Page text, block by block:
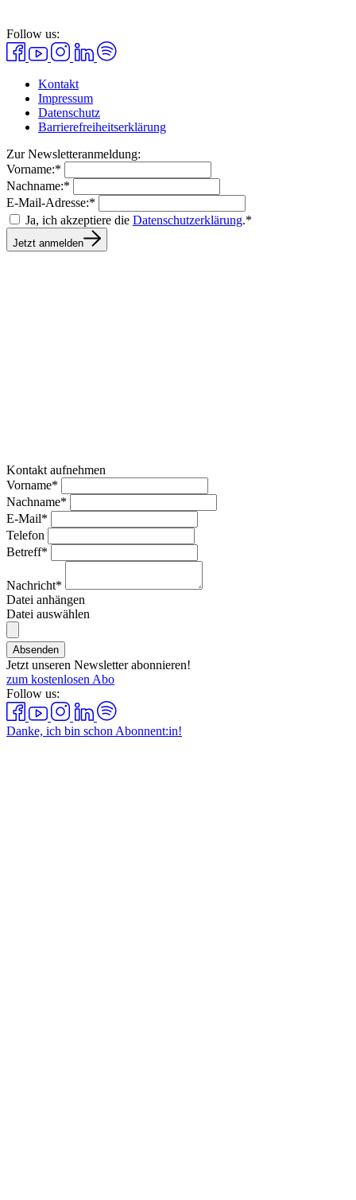
Follow us:
Kontakt
Impressum
Datenschutz
Barrierefreiheitserklärung
Zur Newsletteranmeldung:
Vorname:*
Nachname:*
E-Mail-Adresse:*
Ja, ich akzeptiere die Datenschutzerklärung.*
Jetzt anmelden
Kontakt aufnehmen
Vorname*
Nachname*
E-Mail*
Telefon
Betreff*
Nachricht*
Datei anhängen
Datei auswählen
Absenden
Jetzt unseren Newsletter abonnieren!
zum kostenlosen Abo
Follow us:
Danke, ich bin schon Abonnent:in!